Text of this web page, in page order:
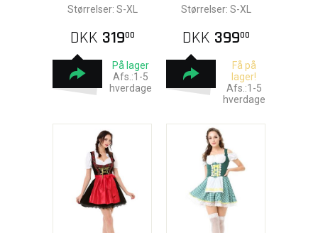
Størrelser: S-XL
DKK 31900
På lager
Afs.:1-5
hverdage
Størrelser: S-XL
DKK 39900
Få på
lager!
Afs.:1-5
hverdage